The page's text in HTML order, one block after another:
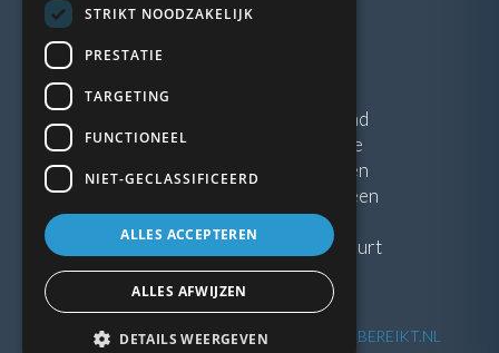
Blogs
Algemene voorwaarden
Kunststof Kozijnen Friesland
Kunststof kozijnen Drenthe
Kunststof Kozijnen Drachten
Kunststof Kozijnen Hoogeveen
Kunststof kozijnen in jouw buurt
2026| Website ontwikkeling door WEBSITEBEREIKT.NL
STRIKT NOODZAKELIJK
PRESTATIE
TARGETING
FUNCTIONEEL
NIET-GECLASSIFICEERD
ALLES ACCEPTEREN
ALLES AFWIJZEN
DETAILS WEERGEVEN